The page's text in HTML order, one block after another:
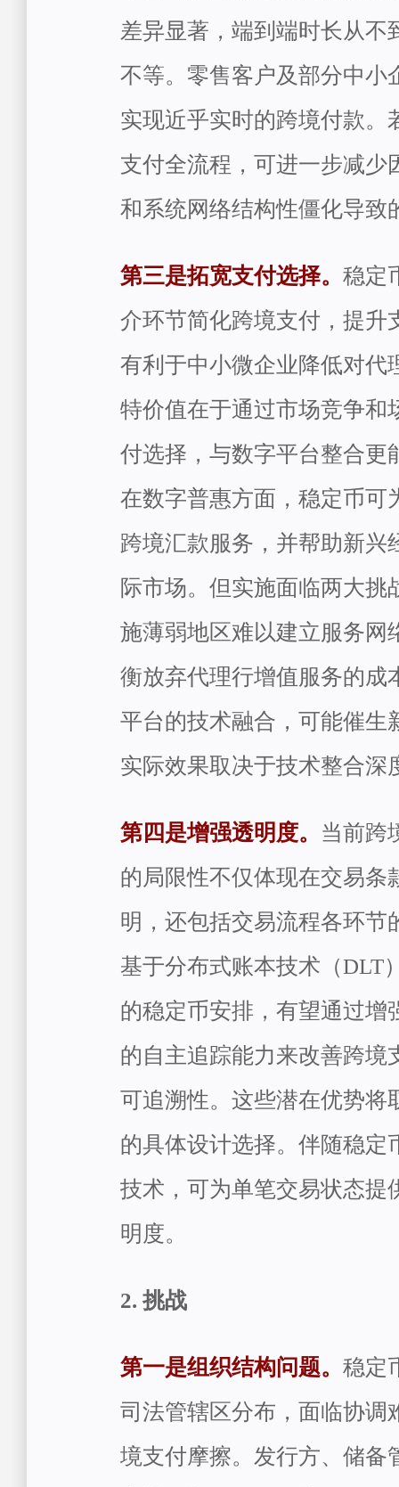
差异显著，端到端时长从不
不等。零售客户及部分中小
实现近乎实时的跨境付款。
支付全流程，可进一步减少
和系统网络结构性僵化导致
第三是拓宽支付选择。 稳定
介环节简化跨境支付，提升
有利于中小微企业降低对代
特价值在于通过市场竞争和
付选择，与数字平台整合更
在数字普惠方面，稳定币可
跨境汇款服务，并帮助新兴
际市场。但实施面临两大挑
施薄弱地区难以建立服务网
衡放弃代理行增值服务的成
平台的技术融合，可能催生
实际效果取决于技术整合深
第四是增强透明度。 当前跨
的局限性不仅体现在交易条
明，还包括交易流程各环节
基于分布式账本技术（DLT
的稳定币安排，有望通过增
的自主追踪能力来改善跨境
可追溯性。这些潜在优势将
的具体设计选择。伴随稳定
技术，可为单笔交易状态提
明度。
2. 挑战
第一是组织结构问题。 稳定
司法管辖区分布，面临协调
境支付摩擦。发行方、储备